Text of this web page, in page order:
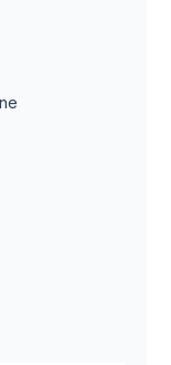
oknie)
oknie)
nowym
w